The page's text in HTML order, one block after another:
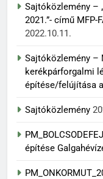
Sajtóközlemény –
2021.”- című
2022.10.11.
Sajtóközlemény –
kerékpárforgalmi
építése/felújítása
Sajtóközlemény
építése